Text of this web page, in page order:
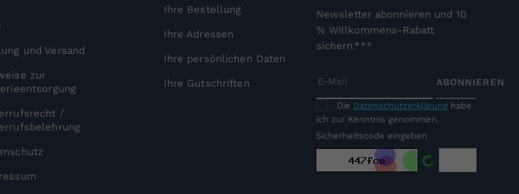
und Versand
zur
/
Ihre Bestellung
Ihre Adressen
Ihre persönlichen Daten
Ihre Gutschriften
Newsletter abonnieren und 10
% Willkommens-Rabatt
sichern.***
ABONNIEREN
Die Datenschutzerklärung habe
ich zur Kenntnis genommen.
Sicherheitscode eingeben